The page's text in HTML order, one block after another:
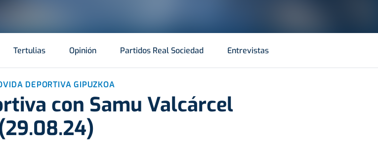
Tertulias Opinión Partidos Real Sociedad Entrevistas
DEPORTIVA GIPUZKOA
con Samu Valcárcel